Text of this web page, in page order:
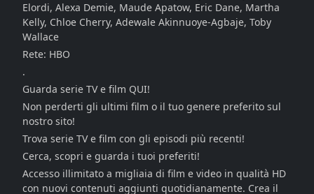
Elordi, Alexa Demie, Maude Apatow, Eric Dane, Martha
Kelly, Chloe Cherry, Adewale Akinnuoye-Agbaje, Toby
Wallace
Rete: HBO
.
Guarda serie TV e film QUI!
Non perderti gli ultimi film o il tuo genere preferito sul
nostro sito!
Trova serie TV e film con gli episodi più recenti!
Cerca, scopri e guarda i tuoi preferiti!
Accesso illimitato a migliaia di film e video in qualità HD
con nuovi contenuti aggiunti quotidianamente. Crea il